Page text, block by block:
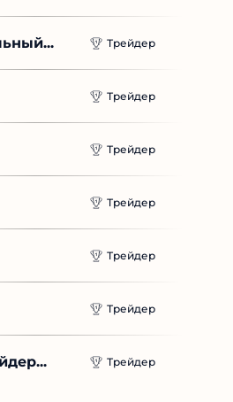
Трейдер
Трейдер
Трейдер
Трейдер
Трейдер
Трейдер
Трейдер